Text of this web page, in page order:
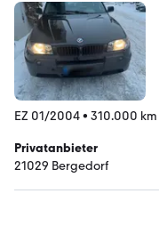
EZ 01/2004• 310.000 km
Privatanbieter
21029 Bergedorf